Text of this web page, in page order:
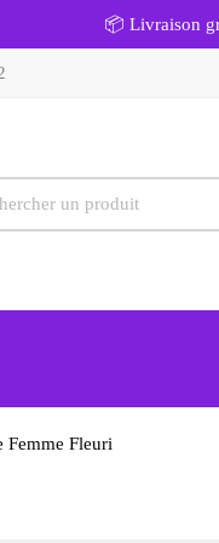
📦 Livraison
Femme Fleuri